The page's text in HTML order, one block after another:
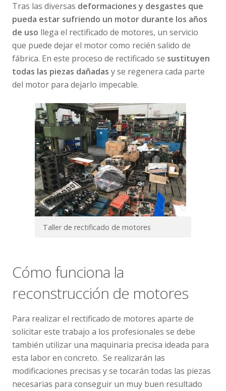
Tras las diversas deformaciones y desgastes que
pueda estar sufriendo un motor durante los años
de uso llega el rectificado de motores, un servicio
que puede dejar el motor como recién salido de
fábrica. En este proceso de rectificado se sustituyen
todas las piezas dañadas y se regenera cada parte
del motor para dejarlo impecable.
Taller de rectificado de motores
Cómo funciona la
reconstrucción de motores
Para realizar el rectificado de motores aparte de
solicitar este trabajo a los profesionales se debe
también utilizar una maquinaria precisa ideada para
esta labor en concreto. Se realizarán las
modificaciones precisas y se tocarán todas las piezas
necesarias para conseguir un muy buen resultado